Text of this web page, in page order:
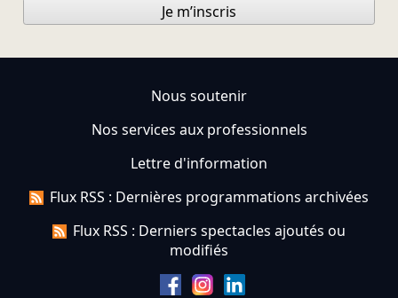
Je m’inscris
Nous soutenir
Nos services aux professionnels
Lettre d'information
Flux RSS : Dernières programmations archivées
Flux RSS : Derniers spectacles ajoutés ou
modifiés